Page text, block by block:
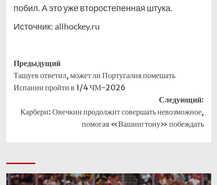
побил. А это уже второстепенная штука.
Источник: allhockey.ru
Навигация
записи
Предыдущий
Ташуев ответил, может ли Португалия помешать
Испании пройти в 1/4 ЧМ-2026
Следующий:
Карбери: Овечкин продолжит совершать невозможное,
помогая «Вашингтону» побеждать